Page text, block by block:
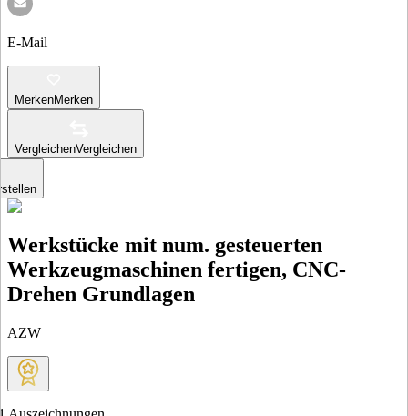
E-Mail
MerkenMerken
VergleichenVergleichen
Werkstücke mit num. gesteuerten
Werkzeugmaschinen fertigen, CNC-
Drehen Grundlagen
AZW